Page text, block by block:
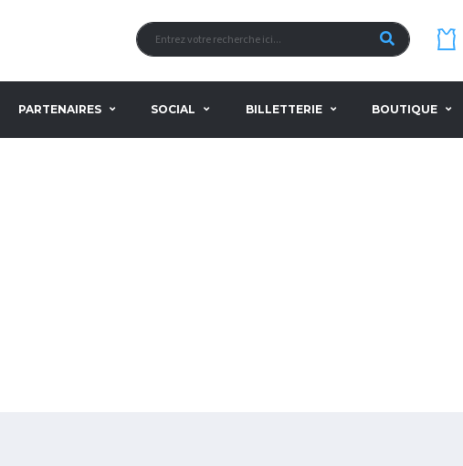
PARTENAIRES SOCIAL BILLETTERIE BOUTIQUE